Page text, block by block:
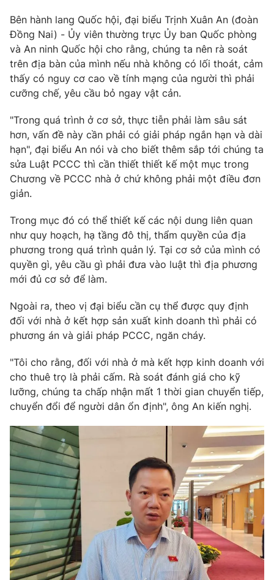
Bên hành lang Quốc hội, đại biểu Trịnh Xuân An (đoàn
Đồng Nai) - Ủy viên thường trực Ủy ban Quốc phòng
và An ninh Quốc hội cho rằng, chúng ta nên rà soát
trên địa bàn của mình nếu nhà không có lối thoát, cảm
thấy có nguy cơ cao về tính mạng của người thì phải
cưỡng chế, yêu cầu bỏ ngay vật cản.
"Trong quá trình ở cơ sở, thực tiễn phải làm sâu sát
hơn, vấn đề này cần phải có giải pháp ngắn hạn và dài
hạn", đại biểu An nói và cho biết thêm sắp tới chúng ta
sửa Luật PCCC thì cần thiết thiết kế một mục trong
Chương về PCCC nhà ở chứ không phải một điều đơn
giản.
Trong mục đó có thể thiết kế các nội dung liên quan
như quy hoạch, hạ tầng đô thị, thẩm quyền của địa
phương trong quá trình quản lý. Tại cơ sở của mình có
quyền gì, yêu cầu gì phải đưa vào luật thì địa phương
mới đủ cơ sở để làm.
Ngoài ra, theo vị đại biểu cần cụ thể được quy định
đối với nhà ở kết hợp sản xuất kinh doanh thì phải có
phương án và giải pháp PCCC, ngăn cháy.
"Tôi cho rằng, đối với nhà ở mà kết hợp kinh doanh với
cho thuê trọ là phải cấm. Rà soát đánh giá cho kỹ
lưỡng, chúng ta chấp nhận mất 1 thời gian chuyển tiếp,
chuyển đổi để người dân ổn định", ông An kiến nghị.